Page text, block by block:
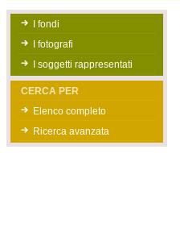
I fondi
I fotografi
I soggetti rappresentati
CERCA PER
Elenco completo
Ricerca avanzata